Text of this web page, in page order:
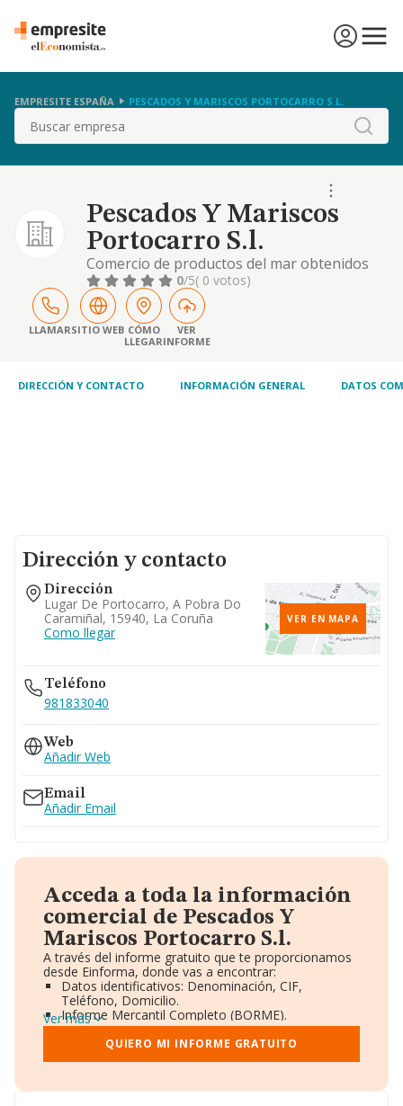
EMPRESITE ESPAÑA PESCADOS Y MARISCOS PORTOCARRO S.L.
Buscar
Pescados Y Mariscos
Portocarro S.l.
Comercio de productos del mar obtenidos
por la pesca, acuicultura y marisqueo.
0/5( 0 votos)
LLAMARSITIO WEB CÓMO
LLEGAR
VER
INFORME
DIRECCIÓN Y CONTACTO INFORMACIÓN GENERAL DATOS
Dirección y contacto
Dirección
Lugar De Portocarro, A Pobra Do
Caramiñal, 15940, La Coruña
Como llegar
VER EN MAPA
Teléfono
981833040
Web
Añadir Web
Email
Añadir Email
Acceda a toda la información
comercial de Pescados Y
Mariscos Portocarro S.l.
A través del informe gratuito que te proporcionamos
desde Einforma, donde vas a encontrar:
Datos identificativos: Denominación, CIF,
Teléfono, Domicilio.
Informe Mercantil Completo (BORME).
Gráficos de Evolución Ventas y Empleados.
Consejo de Administración y Administradores.
Directivos y Ejecutivos.
Ver más
QUIERO MI INFORME GRATUITO